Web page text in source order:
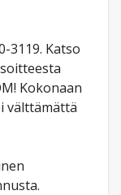
3119. Katso
Kokonaan
välttämättä